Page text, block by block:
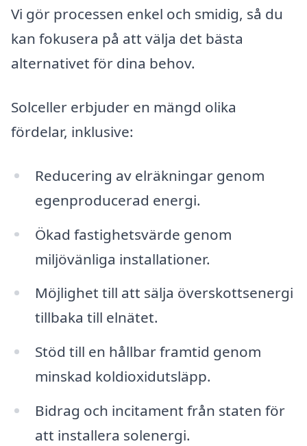
Vi gör processen enkel och smidig, så du
kan fokusera på att välja det bästa
alternativet för dina behov.
Solceller erbjuder en mängd olika
fördelar, inklusive:
Reducering av elräkningar genom
egenproducerad energi.
Ökad fastighetsvärde genom
miljövänliga installationer.
Möjlighet till att sälja överskottsenergi
tillbaka till elnätet.
Stöd till en hållbar framtid genom
minskad koldioxidutsläpp.
Bidrag och incitament från staten för
att installera solenergi.